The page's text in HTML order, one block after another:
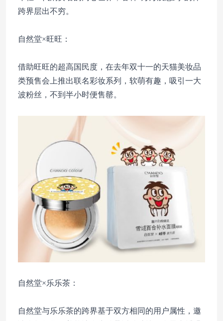
跨界层出不穷。
自然堂×旺旺：
借助旺旺的超高国民度，在去年双十一的天猫美妆品
类预售会上推出联名彩妆系列，软萌有趣，吸引一大
波粉丝，不到半小时便售罄。
自然堂×乐乐茶：
自然堂与乐乐茶的跨界基于双方相同的用户属性，邀